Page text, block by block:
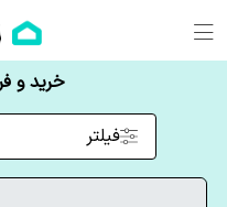
خرید و
فیلتر